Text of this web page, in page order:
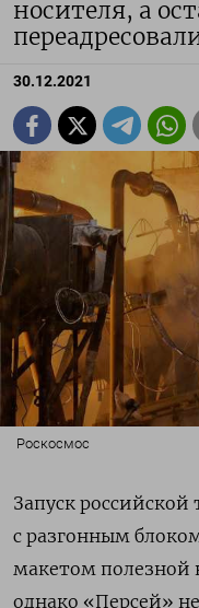
носителя, а
30.12.2021
Роскосмос
Запуск
с разгонным
макетом полезной
однако «Персей»